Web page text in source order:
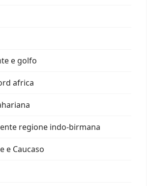
e golfo
africa
regione indo-birmana
e Caucaso